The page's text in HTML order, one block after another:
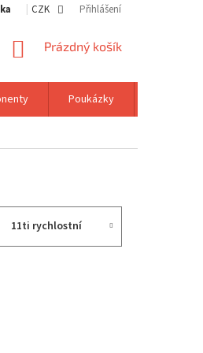
CZK Přihlášení
NÁKUPNÍ
Prázdný košík
Poukázky
11ti rychlostní